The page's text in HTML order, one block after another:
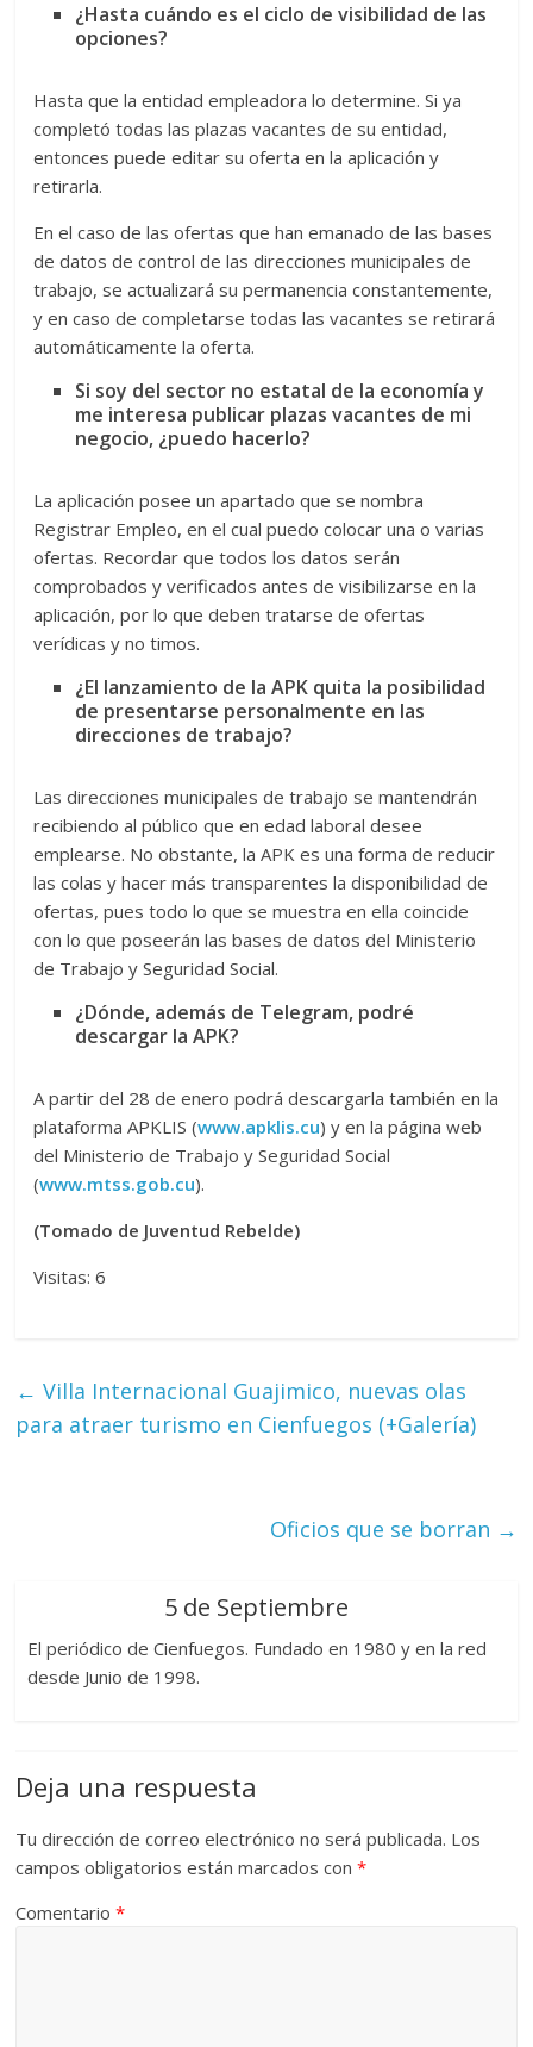
¿Hasta cuándo es el ciclo de visibilidad de las
opciones?
Hasta que la entidad empleadora lo determine. Si ya
completó todas las plazas vacantes de su entidad,
entonces puede editar su oferta en la aplicación y
retirarla.
En el caso de las ofertas que han emanado de las bases
de datos de control de las direcciones municipales de
trabajo, se actualizará su permanencia constantemente,
y en caso de completarse todas las vacantes se retirará
automáticamente la oferta.
Si soy del sector no estatal de la economía y
me interesa publicar plazas vacantes de mi
negocio, ¿puedo hacerlo?
La aplicación posee un apartado que se nombra
Registrar Empleo, en el cual puedo colocar una o varias
ofertas. Recordar que todos los datos serán
comprobados y verificados antes de visibilizarse en la
aplicación, por lo que deben tratarse de ofertas
verídicas y no timos.
¿El lanzamiento de la APK quita la posibilidad
de presentarse personalmente en las
direcciones de trabajo?
Las direcciones municipales de trabajo se mantendrán
recibiendo al público que en edad laboral desee
emplearse. No obstante, la APK es una forma de reducir
las colas y hacer más transparentes la disponibilidad de
ofertas, pues todo lo que se muestra en ella coincide
con lo que poseerán las bases de datos del Ministerio
de Trabajo y Seguridad Social.
¿Dónde, además de Telegram, podré
descargar la APK?
A partir del 28 de enero podrá descargarla también en la
plataforma APKLIS (www.apklis.cu) y en la página web
del Ministerio de Trabajo y Seguridad Social
(www.mtss.gob.cu).
(Tomado de Juventud Rebelde)
Visitas: 6
← Villa Internacional Guajimico, nuevas olas
para atraer turismo en Cienfuegos (+Galería)
Oficios que se borran →
5 de Septiembre
El periódico de Cienfuegos. Fundado en 1980 y en la red
desde Junio de 1998.
Deja una respuesta
Tu dirección de correo electrónico no será publicada. Los
campos obligatorios están marcados con*
Comentario*